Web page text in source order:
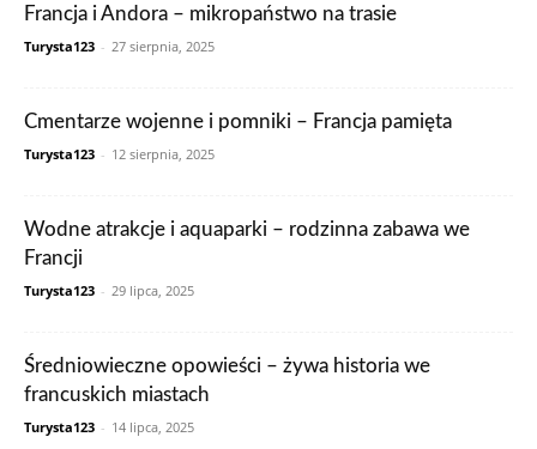
Francja i Andora – mikropaństwo na trasie
Turysta123 - 27 sierpnia, 2025
Cmentarze wojenne i pomniki – Francja pamięta
Turysta123 - 12 sierpnia, 2025
Wodne atrakcje i aquaparki – rodzinna zabawa we
Francji
Turysta123 - 29 lipca, 2025
Średniowieczne opowieści – żywa historia we
francuskich miastach
Turysta123 - 14 lipca, 2025